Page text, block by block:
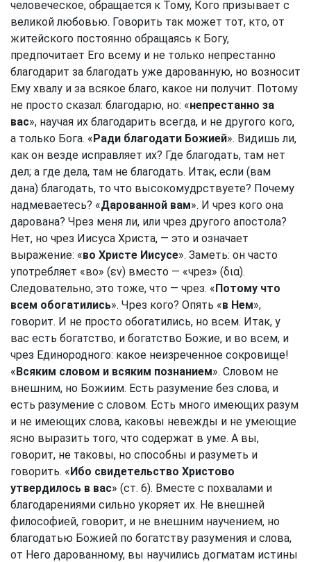
человеческое, обращается к Тому, Кого призывает с
великой любовью. Говорить так может тот, кто, от
житейского постоянно обращаясь к Богу,
предпочитает Его всему и не только непрестанно
благодарит за благодать уже дарованную, но возносит
Ему хвалу и за всякое благо, какое ни получит. Потому
не просто сказал: благодарю, но: «непрестанно за
вас», научая их благодарить всегда, и не другого кого,
а только Бога. «Ради благодати Божией». Видишь ли,
как он везде исправляет их? Где благодать, там нет
дел; а где дела, там не благодать. Итак, если (вам
дана) благодать, то что высокомудрствуете? Почему
надмеваетесь? «Дарованной вам». И чрез кого она
дарована? Чрез меня ли, или чрез другого апостола?
Нет, но чрез Иисуса Христа, — это и означает
выражение: «во Христе Иисусе». Заметь: он часто
употребляет «во» (εν) вместо — «чрез» (δια).
Следовательно, это тоже, что — чрез. «Потому что
всем обогатились». Чрез кого? Опять «в Нем»,
говорит. И не просто обогатились, но всем. Итак, у
вас есть богатство, и богатство Божие, и во всем, и
чрез Единородного: какое неизреченное сокровище!
«Всяким словом и всяким познанием». Словом не
внешним, но Божиим. Есть разумение без слова, и
есть разумение с словом. Есть много имеющих разум
и не имеющих слова, каковы невежды и не умеющие
ясно выразить того, что содержат в уме. А вы,
говорит, не таковы, но способны и разуметь и
говорить. «Ибо свидетельство Христово
утвердилось в вас» (ст. 6). Вместе с похвалами и
благодарениями сильно укоряет их. Не внешней
философией, говорит, и не внешним научением, но
благодатью Божией по богатству разумения и слова,
от Него дарованному, вы научились догматам истины